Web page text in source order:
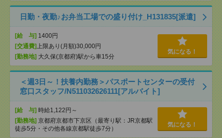
日勤・夜勤♪お弁当工場での盛り付け_H131835[派遣]
[給 与] 1400円
[交通費] 上限あり(月額)30,000円
[勤務地] 大久保(京都府)駅から車15分
気になる！
＜週3日～！扶養内勤務＞パスポートセンターの受付
窓口スタッフ/N511032626111[アルバイト]
[給 与] 時給1,122円～
[勤務地] 京都府京都市下京区（最寄り駅：JR京都駅
徒歩5分・その他各線京都駅徒歩7分）
気になる！